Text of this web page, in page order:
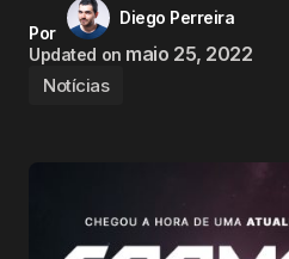
Por
Diego Perreira
Updated on maio 25, 2022
Notícias